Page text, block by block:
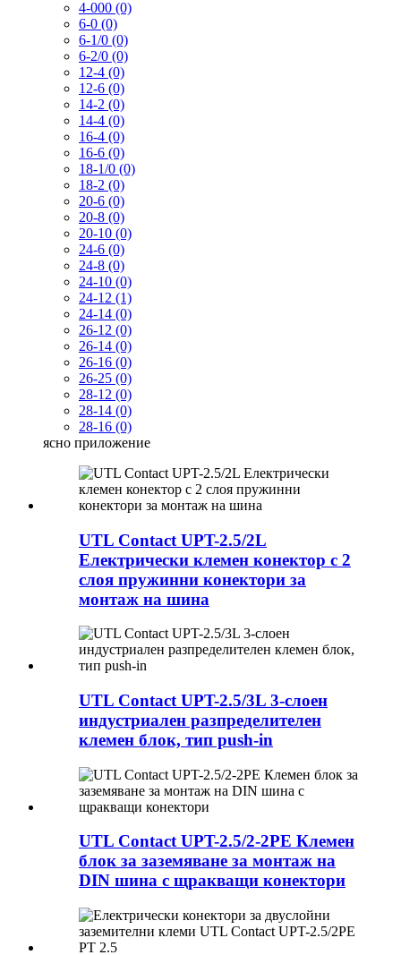
4-000 (0)
6-0 (0)
6-1/0 (0)
6-2/0 (0)
12-4 (0)
12-6 (0)
14-2 (0)
14-4 (0)
16-4 (0)
16-6 (0)
18-1/0 (0)
18-2 (0)
20-6 (0)
20-8 (0)
20-10 (0)
24-6 (0)
24-8 (0)
24-10 (0)
24-12 (1)
24-14 (0)
26-12 (0)
26-14 (0)
26-16 (0)
26-25 (0)
28-12 (0)
28-14 (0)
28-16 (0)
ясно приложение
UTL Contact UPT-2.5/2L
Електрически клемен конектор с 2
слоя пружинни конектори за
монтаж на шина
UTL Contact UPT-2.5/3L 3-слоен
индустриален разпределителен
клемен блок, тип push-in
UTL Contact UPT-2.5/2-2PE Клемен
блок за заземяване за монтаж на
DIN шина с щракващи конектори